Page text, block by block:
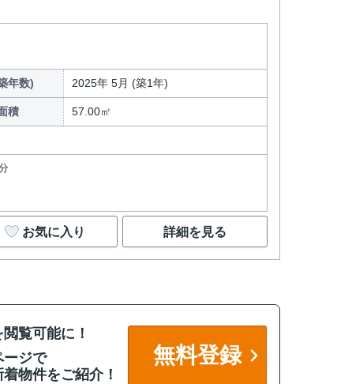
年数) 2025年 5月 (築1年)
積 57.00㎡
お気に入り 詳細を見る
覧可能に！
ージで
物件をご紹介！
無料登録